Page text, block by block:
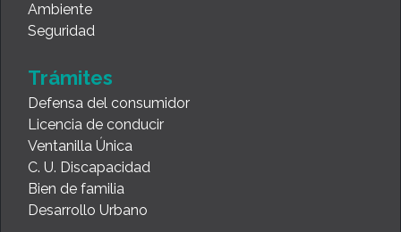
Ambiente
Seguridad
Trámites
Defensa del consumidor
Licencia de conducir
Ventanilla Única
C. U. Discapacidad
Bien de familia
Desarrollo Urbano